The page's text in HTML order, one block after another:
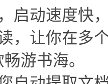
启动速度快
，让你在多
游书海。